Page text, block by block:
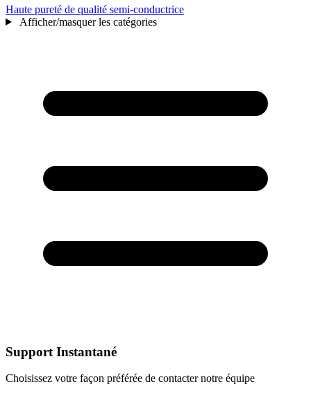
Haute pureté de qualité semi-conductrice
Afficher/masquer les catégories
Support Instantané
Choisissez votre façon préférée de contacter notre équipe